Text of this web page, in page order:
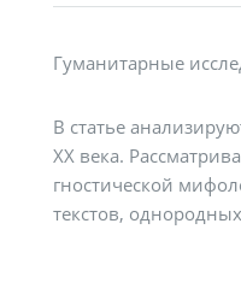
Гуманитарные
В статье
ΧΧ века.
гностической
текстов,